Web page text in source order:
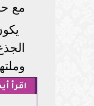
مع
اقرأ